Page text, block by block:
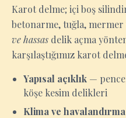
Karot delme; içi boş
betonarme, tuğla, mermer
ve hassas delik açma
karşılaştığımız karot
Yapısal açıklık —
köşe kesim delikleri
Klima ve havalandırma